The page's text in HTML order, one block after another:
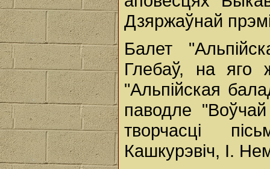
Дзяржаўнай
Балет
Глебаў, на яго
"Альпійская
паводле
творчасці
Кашкурэвіч, I.